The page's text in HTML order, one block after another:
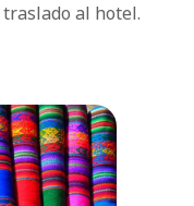
al hotel.